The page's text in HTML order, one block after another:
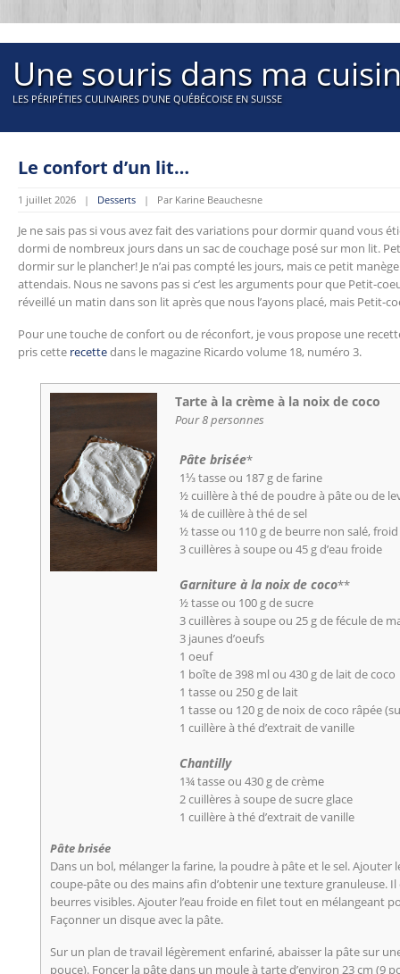
Une souris dans ma
LES PÉRIPÉTIES CULINAIRES D'UNE QUÉBÉCOISE EN SUISSE
Le confort d’un lit…
1 juillet 2026 | Desserts | Par Karine Beauchesne
Je ne sais pas si vous avez fait des variations pour dormir quand vous
dormi de nombreux jours dans un sac de couchage posé sur mon lit.
dormir sur le plancher! Je n’ai pas compté les jours, mais ce petit
attendais. Nous ne savons pas si c’est les arguments pour que Petit-
réveillé un matin dans son lit après que nous l’ayons placé, mais Petit-
Pour une touche de confort ou de réconfort, je vous propose une
pris cette recettedans le magazine Ricardo volume 18, numéro 3.
Tarte à la crème à la noix de coco
Pour 8 personnes
Pâte brisée*
1⅓ tasse ou 187 g de farine
½ cuillère à thé de poudre à pâte ou de
¼ de cuillère à thé de sel
½ tasse ou 110 g de beurre non salé, froid
3 cuillères à soupe ou 45 g d’eau froide
Garniture à la noix de coco**
½ tasse ou 100 g de sucre
3 cuillères à soupe ou 25 g de fécule de
3 jaunes d’oeufs
1 oeuf
1 boîte de 398 ml ou 430 g de lait de coco
1 tasse ou 250 g de lait
1 tasse ou 120 g de noix de coco râpée
1 cuillère à thé d’extrait de vanille
Chantilly
1¾ tasse ou 430 g de crème
2 cuillères à soupe de sucre glace
1 cuillère à thé d’extrait de vanille
Pâte brisée
Dans un bol, mélanger la farine, la poudre à pâte et le sel. Ajouter
coupe-pâte ou des mains afin d’obtenir une texture granuleuse.
beurres visibles. Ajouter l’eau froide en filet tout en mélangeant
Façonner un disque avec la pâte.
Sur un plan de travail légèrement enfariné, abaisser la pâte sur
pouce). Foncer la pâte dans un moule à tarte d’environ 23 cm (9